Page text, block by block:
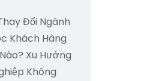
Đổi Ngành
Khách Hàng
Xu Hướng
Không